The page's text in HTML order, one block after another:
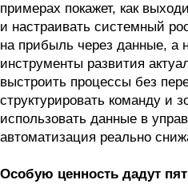
примерах покажет, как
и настраивать системный
на прибыль через данные, а
инструменты развития
выстроить процессы без
структурировать команду и
использовать данные в
автоматизация реально
Особую ценность дадут